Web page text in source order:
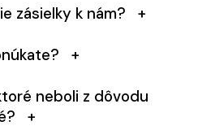
zásielky k nám?
Preprava kuriérom DPD
neboli z dôvodu